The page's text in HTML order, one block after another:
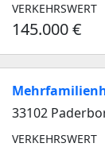
VERKEHRSWERT
145.000 €
33102
VERKEHRSWERT